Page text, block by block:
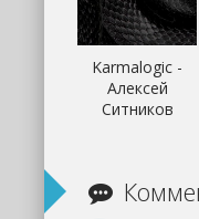
Karmalogic -
Алексей
Ситников